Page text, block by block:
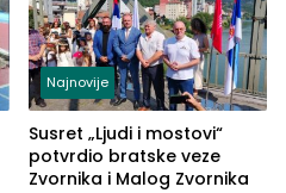
Najnovije
Susret „Ljudi i mostovi“
potvrdio bratske veze
Zvornika i Malog Zvornika